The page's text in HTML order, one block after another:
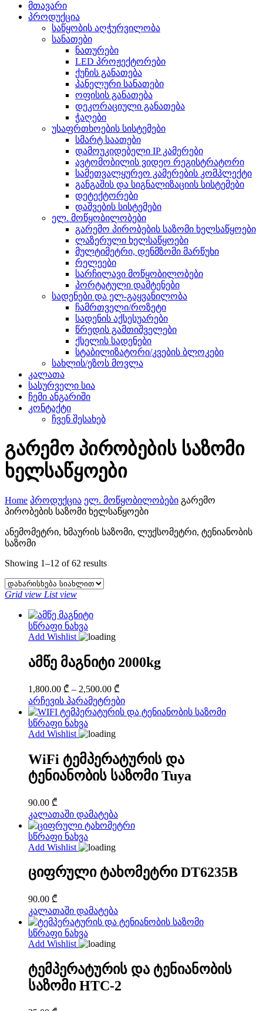
მთავარი
პროდუქცია
საწყობის აღჭურვილობა
სანათები
ნათურები
LED პროჟექტორები
ქუჩის განათება
პანელური სანათები
ოფისის განათება
დეკორაციული განათება
ჭაღები
უსაფრთხოების სისტემები
სმარტ საათები
დამოუკიდებელი IP კამერები
ავტომობილის ვიდეო რეგისტრატორი
სამეთვალყურეო კამერების კომპლექტი
განგაშის და სიგნალიზაციის სისტემები
დეტექტორები
დაშვების სისტემები
ელ. მოწყობილობები
გარემო პირობების საზომი ხელსაწყოები
ლაზერული ხელსაწყოები
მულტიმეტრი, დენმზომი მარწუხი
რელეები
სარჩილავი მოწყობილობები
პორტატული დამტენები
სადენები და ელ-გაყვანილობა
ჩამრთველი/როზეტი
სადენის აქსესუარები
წრედის გამთიშველები
ქსელის სადენები
სტაბილიზატორი/კვების ბლოკები
სახლის/ეზოს მოვლა
კალათა
სასურველი სია
ჩემი ანგარიში
კონტაქტი
ჩვენ შესახებ
გარემო პირობების საზომი
ხელსაწყოები
Home პროდუქცია ელ. მოწყობილობები გარემო
პირობების საზომი ხელსაწყოები
ანემომეტრი, ხმაურის საზომი, ლუქსომეტრი, ტენიანობის
საზომი
Showing 1–12 of 62 resultsSorted
Grid view List view
სწრაფი ნახვა
Add Wishlist
ამწე მაგნიტი 2000kg
1,800.00 ₾ – 2,500.00 ₾
range:
1,800.00 ₾
through
არჩევის პარამეტრებიThis
product
has
The
options
may
be
product
სწრაფი ნახვა
Add Wishlist
WiFi ტემპერატურის და
ტენიანობის საზომი Tuya
90.00 ₾
კალათაში დამატება
სწრაფი ნახვა
Add Wishlist
ციფრული ტახომეტრი DT6235B
90.00 ₾
კალათაში დამატება
სწრაფი ნახვა
Add Wishlist
ტემპერატურის და ტენიანობის
საზომი HTC-2